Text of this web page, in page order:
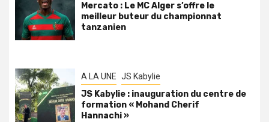
Mercato : Le MC Alger s’offre le
meilleur buteur du championnat
tanzanien
A LA UNE JS Kabylie
JS Kabylie : inauguration du centre de
formation « Mohand Cherif
Hannachi »